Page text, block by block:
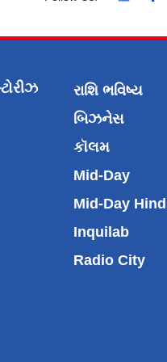
રાશિ ભવિષ્ય
બિઝનેસ
કૉલમ
Mid-Day
Mid-Day
Inquilab
Radio City